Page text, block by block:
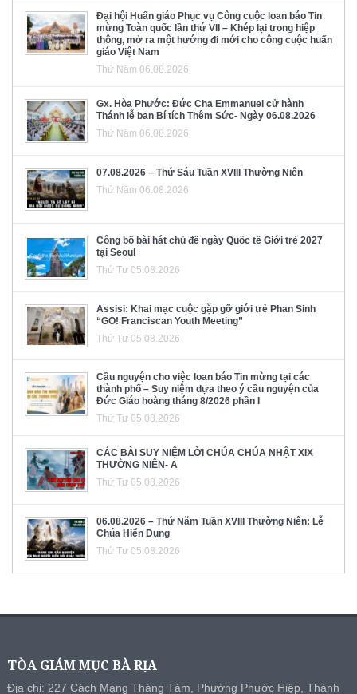
Đại hội Huấn giáo Phục vụ Công cuộc loan báo Tin
mừng Toàn quốc lần thứ VII – Khép lại trong hiệp
thông, mở ra một hướng đi mới cho công cuộc huấn
giáo Việt Nam
Thứ Năm 06.08.2026
Gx. Hòa Phước: Đức Cha Emmanuel cử hành
Thánh lễ ban Bí tích Thêm Sức- Ngày 06.08.2026
Thứ Năm 06.08.2026
07.08.2026 – Thứ Sáu Tuần XVIII Thường Niên
Thứ Năm 06.08.2026
Công bố bài hát chủ đề ngày Quốc tế Giới trẻ 2027
tại Seoul
Thứ Tư 05.08.2026
Assisi: Khai mạc cuộc gặp gỡ giới trẻ Phan Sinh
“GO! Franciscan Youth Meeting”
Thứ Tư 05.08.2026
Cầu nguyện cho việc loan báo Tin mừng tại các
thành phố – Suy niệm dựa theo ý cầu nguyện của
Đức Giáo hoàng tháng 8/2026 phần I
Thứ Tư 05.08.2026
CÁC BÀI SUY NIỆM LỜI CHÚA CHÚA NHẬT XIX
THƯỜNG NIÊN- A
Thứ Tư 05.08.2026
06.08.2026 – Thứ Năm Tuần XVIII Thường Niên: Lễ
Chúa Hiển Dung
Thứ Tư 05.08.2026
TÒA GIÁM MỤC BÀ RỊA
Địa chỉ: 227 Cách Mạng Tháng Tám, Phường Phước Hiệp, Thành